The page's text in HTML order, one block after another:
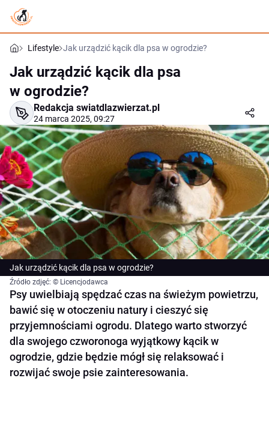
Lifestyle Jak urządzić kącik dla psa w ogrodzie?
Jak urządzić kącik dla psa
w ogrodzie?
Redakcja swiatdlazwierzat.pl
24 marca 2025, 09:27
Jak urządzić kącik dla psa w ogrodzie?
Źródło zdjęć: © Licencjodawca
Psy uwielbiają spędzać czas na świeżym powietrzu,
bawić się w otoczeniu natury i cieszyć się
przyjemnościami ogrodu. Dlatego warto stworzyć
dla swojego czworonoga wyjątkowy kącik w
ogrodzie, gdzie będzie mógł się relaksować i
rozwijać swoje psie zainteresowania.